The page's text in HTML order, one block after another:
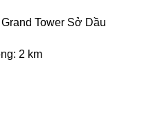
Tower Sở Dầu
2 km